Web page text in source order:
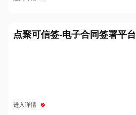
点聚可信签-电子合同签署平台
进入详情